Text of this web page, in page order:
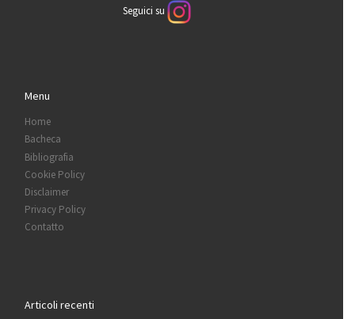
Seguici su
Menu
Home
Bacheca
Bibliografia
Cookie Policy
Disclaimer
Privacy Policy
Contatto
Articoli recenti